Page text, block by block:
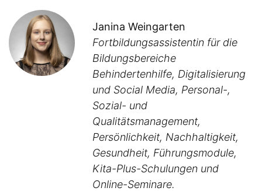
Janina Weingarten
Fortbildungsassistentin für die
Bildungsbereiche
Behindertenhilfe, Digitalisierung
und Social Media, Personal-,
Sozial- und
Qualitätsmanagement,
Persönlichkeit, Nachhaltigkeit,
Gesundheit, Führungsmodule,
Kita-Plus-Schulungen und
Online-Seminare.